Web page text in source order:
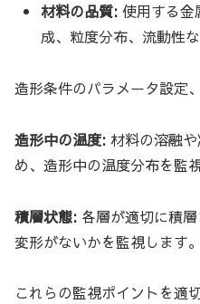
材料の品質: 使用する金
成、粒度分布、流動性
造形条件のパラメータ設定
造形中の温度: 材料の溶融
め、造形中の温度分布を監
積層状態: 各層が適切に積
変形がないかを監視します。
これらの監視ポイントを適